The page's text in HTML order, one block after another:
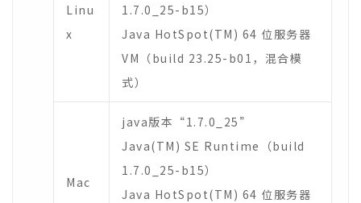
Linu
x
1.7.0_25-b15）
Java HotSpot(TM) 64 位服务器
VM（build 23.25-b01，混合模
式）
Mac
java版本“1.7.0_25”
Java(TM) SE Runtime（build
1.7.0_25-b15）
Java HotSpot(TM) 64 位服务器